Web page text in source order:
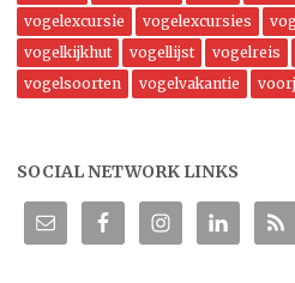
vogelexcursie
vogelexcursies
vogelkijkhut
vogellijst vogelreis
vogelsoorten
vogelvakantie
SOCIAL NETWORK LINKS